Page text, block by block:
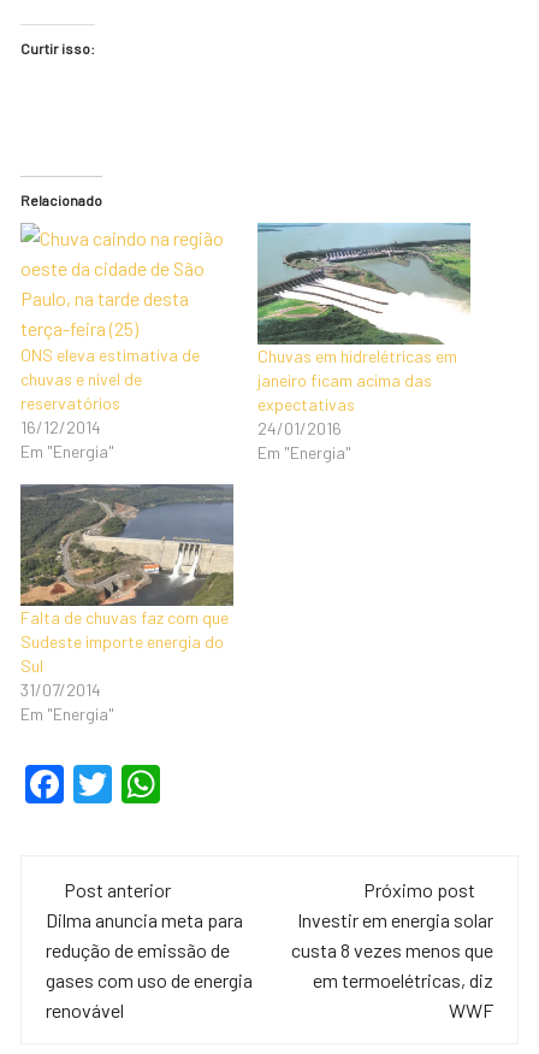
Curtir isso:
Relacionado
ONS eleva estimativa de
chuvas e nível de
reservatórios
16/12/2014
Em "Energia"
Chuvas em hidrelétricas em
janeiro ficam acima das
expectativas
24/01/2016
Em "Energia"
Falta de chuvas faz com que
Sudeste importe energia do
Sul
31/07/2014
Em "Energia"
F
e
b
o
o
T
er s
A
p
Navegação
de
post
Post anterior
Dilma anuncia meta para
redução de emissão de
gases com uso de energia
renovável
Próximo post
Investir em energia solar
custa 8 vezes menos que
em termoelétricas, diz
WWF